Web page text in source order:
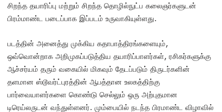
சிறந்த தயாரிப்பு மற்றும் சிறந்த தொழில்நுட்ப கலைஞர்களுடன்
பிரம்மாண்ட படைப்பாக இப்படம் உருவாகியுள்ளது.
படத்தின் அனைத்து முக்கிய கதாபாத்திரங்களையும்,
ஒவ்வொன்றாக அறிமுகப்படுத்திய தயாரிப்பாளர்கள், ரசிகர்களுக்கு
ஆச்சர்யம் தரும் வகையில் மிகவும் தேடப்படும் திருடர்களின்
தளமான ஸ்டூவர்ட்புரத்தின் ஆபத்தான உலகத்திற்கு
பார்வையாளர்களை கொண்டு செல்லும் ஒரு அற்புதமான
டிரெய்லருடன் வந்துள்ளனர். மும்பையில் நடந்த பிரமாண்ட விழாவில்